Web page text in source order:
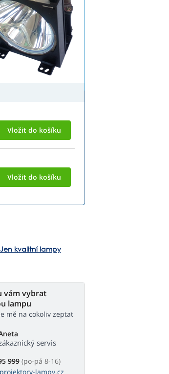
Jen kvalitní lampy
vám vybrat
lampu
mě na cokoliv zeptat
servis
999 (po-pá 8-16)
lampy.cz